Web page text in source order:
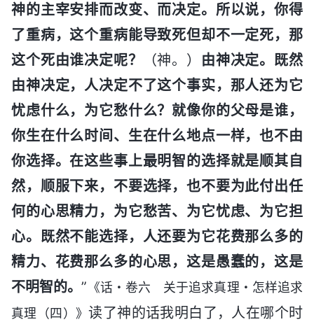
神的主宰安排而改变、而决定。所以说，你得
了重病，这个重病能导致死但却不一定死，那
这个死由谁决定呢？
（神。） 由神决定。既然
由神决定，人决定不了这个事实，那人还为它
忧虑什么，为它愁什么？就像你的父母是谁，
你生在什么时间、生在什么地点一样，也不由
你选择。在这些事上最明智的选择就是顺其自
然，顺服下来，不要选择，也不要为此付出任
何的心思精力，为它愁苦、为它忧虑、为它担
心。既然不能选择，人还要为它花费那么多的
精力、花费那么多的心思，这是愚蠢的，这是
不明智的。” 《话・卷六 关于追求真理・怎样追求
真理（四）》读了神的话我明白了，人在哪个时